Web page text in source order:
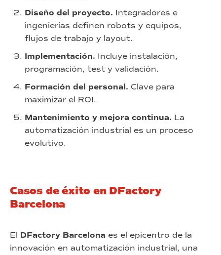
Diseño del proyecto. Integradores e
ingenierías definen robots y equipos,
flujos de trabajo y layout.
Implementación. Incluye instalación,
programación, test y validación.
Formación del personal. Clave para
maximizar el ROI.
Mantenimiento y mejora continua. La
automatización industrial es un proceso
evolutivo.
Casos de éxito en DFactory
Barcelona
El DFactory Barcelona es el epicentro de la
innovación en automatización industrial, una